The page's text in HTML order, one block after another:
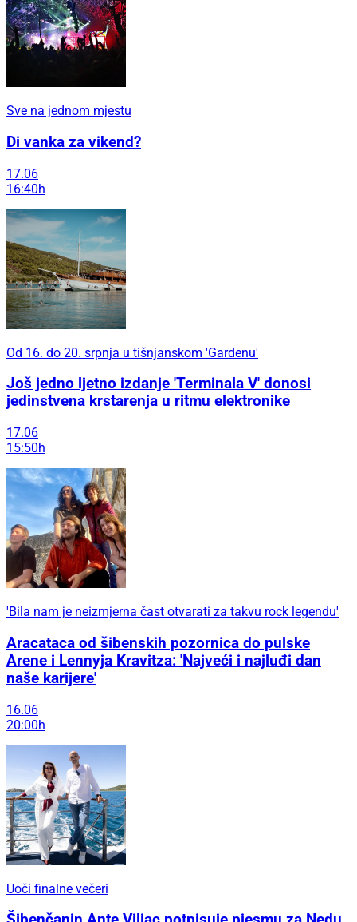
Sve na jednom mjestu
Di vanka za vikend?
17.06
16:40h
Od 16. do 20. srpnja u tišnjanskom 'Gardenu'
Još jedno ljetno izdanje 'Terminala V' donosi
jedinstvena krstarenja u ritmu elektronike
17.06
15:50h
'Bila nam je neizmjerna čast otvarati za takvu rock legendu'
Aracataca od šibenskih pozornica do pulske
Arene i Lennyja Kravitza: 'Najveći i najluđi dan
naše karijere'
16.06
20:00h
Uoči finalne večeri